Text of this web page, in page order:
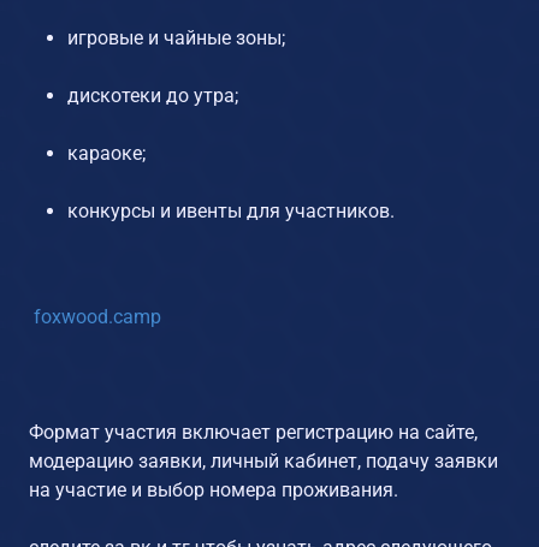
игровые и чайные зоны;
дискотеки до утра;
караоке;
конкурсы и ивенты для участников.
foxwood.camp
Формат участия включает регистрацию на сайте,
модерацию заявки, личный кабинет, подачу заявки
на участие и выбор номера проживания.